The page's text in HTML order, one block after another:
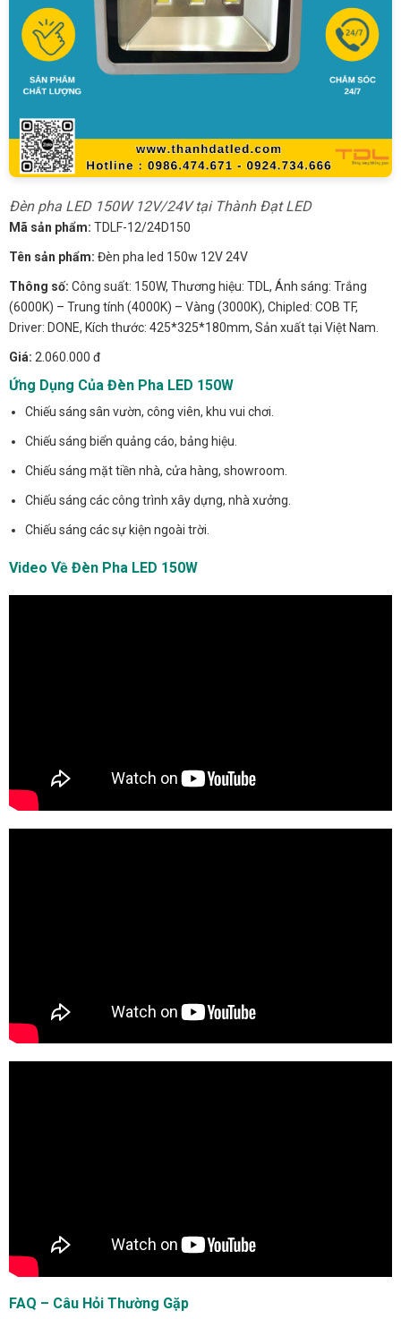
Đèn pha LED 150W 12V/24V tại Thành Đạt LED
Mã sản phẩm: TDLF-12/24D150
Tên sản phẩm: Đèn pha led 150w 12V 24V
Thông số: Công suất: 150W, Thương hiệu: TDL, Ánh sáng: Trắng
(6000K) – Trung tính (4000K) – Vàng (3000K), Chipled: COB TF,
Driver: DONE, Kích thước: 425*325*180mm, Sản xuất tại Việt Nam.
Giá: 2.060.000 đ
Ứng Dụng Của Đèn Pha LED 150W
Chiếu sáng sân vườn, công viên, khu vui chơi.
Chiếu sáng biển quảng cáo, bảng hiệu.
Chiếu sáng mặt tiền nhà, cửa hàng, showroom.
Chiếu sáng các công trình xây dựng, nhà xưởng.
Chiếu sáng các sự kiện ngoài trời.
Video Về Đèn Pha LED 150W
FAQ – Câu Hỏi Thường Gặp